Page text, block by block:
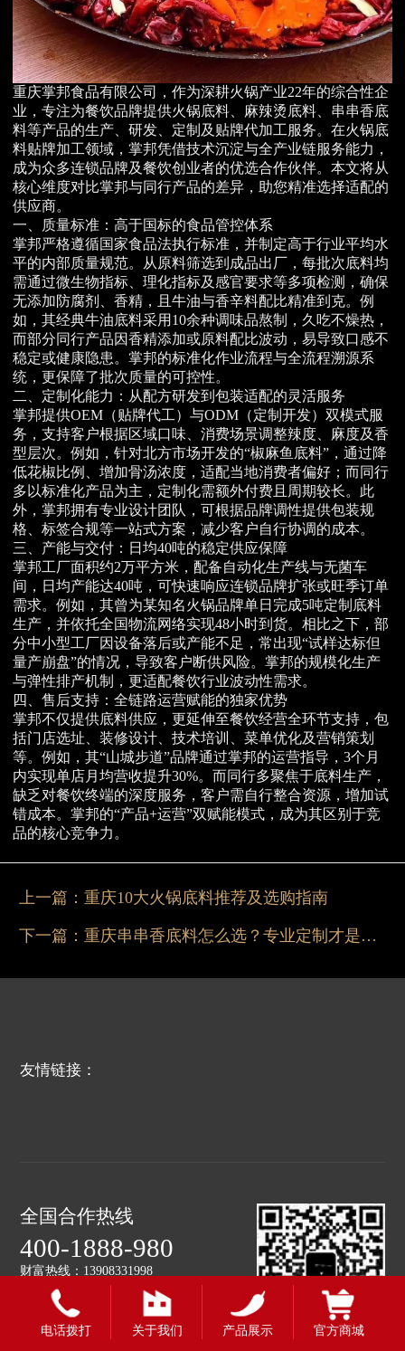
重庆掌邦食品有限公司，作为深耕火锅产业22年的综合性企
业，专注为餐饮品牌提供火锅底料、麻辣烫底料、串串香底
料等产品的生产、研发、定制及贴牌代加工服务。在火锅底
料贴牌加工领域，掌邦凭借技术沉淀与全产业链服务能力，
成为众多连锁品牌及餐饮创业者的优选合作伙伴。本文将从
核心维度对比掌邦与同行产品的差异，助您精准选择适配的
供应商。
一、质量标准：高于国标的食品管控体系
掌邦严格遵循国家食品法执行标准，并制定高于行业平均水
平的内部质量规范。从原料筛选到成品出厂，每批次底料均
需通过微生物指标、理化指标及感官要求等多项检测，确保
无添加防腐剂、香精，且牛油与香辛料配比精准到克。例
如，其经典牛油底料采用10余种调味品熬制，久吃不燥热，
而部分同行产品因香精添加或原料配比波动，易导致口感不
稳定或健康隐患。掌邦的标准化作业流程与全流程溯源系
统，更保障了批次质量的可控性。
二、定制化能力：从配方研发到包装适配的灵活服务
掌邦提供OEM（贴牌代工）与ODM（定制开发）双模式服
务，支持客户根据区域口味、消费场景调整辣度、麻度及香
型层次。例如，针对北方市场开发的“椒麻鱼底料”，通过降
低花椒比例、增加骨汤浓度，适配当地消费者偏好；而同行
多以标准化产品为主，定制化需额外付费且周期较长。此
外，掌邦拥有专业设计团队，可根据品牌调性提供包装规
格、标签合规等一站式方案，减少客户自行协调的成本。
三、产能与交付：日均40吨的稳定供应保障
掌邦工厂面积约2万平方米，配备自动化生产线与无菌车
间，日均产能达40吨，可快速响应连锁品牌扩张或旺季订单
需求。例如，其曾为某知名火锅品牌单日完成5吨定制底料
生产，并依托全国物流网络实现48小时到货。相比之下，部
分中小型工厂因设备落后或产能不足，常出现“试样达标但
量产崩盘”的情况，导致客户断供风险。掌邦的规模化生产
与弹性排产机制，更适配餐饮行业波动性需求。
四、售后支持：全链路运营赋能的独家优势
掌邦不仅提供底料供应，更延伸至餐饮经营全环节支持，包
括门店选址、装修设计、技术培训、菜单优化及营销策划
等。例如，其“山城步道”品牌通过掌邦的运营指导，3个月
内实现单店月均营收提升30%。而同行多聚焦于底料生产，
缺乏对餐饮终端的深度服务，客户需自行整合资源，增加试
错成本。掌邦的“产品+运营”双赋能模式，成为其区别于竞
品的核心竞争力。
上一篇： 重庆10大火锅底料推荐及选购指南
下一篇： 重庆串串香底料怎么选？专业定制才是关键
友情链接：
全国合作热线
400-1888-980
财富热线：13908331998
电话拨打 关于我们 产品展示 官方商城